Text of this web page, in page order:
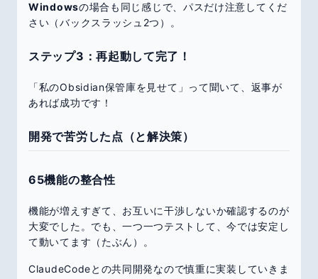
Windowsの場合も同じ感じで、パスだけ注意してくだ
さい（バックスラッシュ2つ）。
ステップ3：再起動して完了！
「私のObsidian保管庫を見せて」って聞いて、返事が
あれば成功です！
開発で苦労した点（と解決策）
65機能の整合性
機能が増えすぎて、お互いに干渉しないか確認するのが
大変でした。でも、一つ一つテストして、今では安定し
て動いてます（たぶん）。
ClaudeCodeとの共同開発なので慎重に実装していきま